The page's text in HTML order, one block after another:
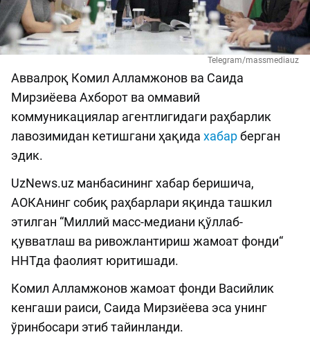
Telegram/massmediauz
Аввалроқ Комил Алламжонов ва Саида
Мирзиёева Ахборот ва оммавий
коммуникациялар агентлигидаги раҳбарлик
лавозимидан кетишгани ҳақида хабарберган
эдик.
UzNews.uz манбасининг хабар беришича,
АОКАнинг собиқ раҳбарлари яқинда ташкил
этилган “Миллий масс-медиани қўллаб-
қувватлаш ва ривожлантириш жамоат фонди“
ННТда фаолият юритишади.
Комил Алламжонов жамоат фонди Васийлик
кенгаши раиси, Саида Мирзиёева эса унинг
ўринбосари этиб тайинланди.